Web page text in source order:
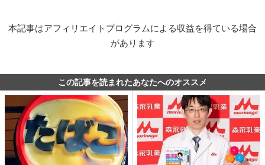
本記事はアフィリエイトプログラムによる収益を得ている場合
があります
この記事を読まれたあなたへのオススメ